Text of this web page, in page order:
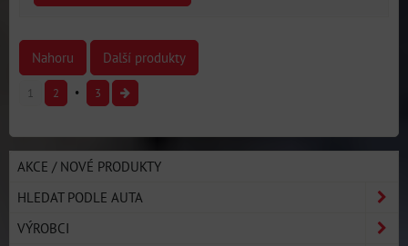
Nahoru Další produkty
1 2 3
AKCE / NOVÉ PRODUKTY
HLEDAT PODLE AUTA
VÝROBCI